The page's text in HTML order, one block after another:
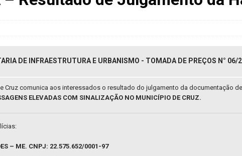
DE INFRAESTRUTURA E URBANISMO - TOMADA DE PREÇOS N° 06/
Cruz comunica aos interessados o resultado do julgamento da documentação
ELEVADAS COM SINALIZAÇÃO NO MUNICÍPIO DE CRUZ.
– ME. CNPJ: 22.575.652/0001-97